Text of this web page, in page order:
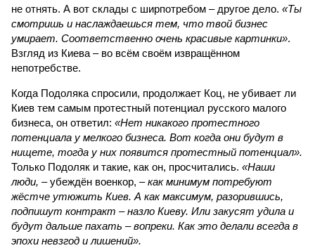
не отнять. А вот склады с ширпотребом – другое дело. «Ты
смотришь и наслаждаешься тем, что твой бизнес
умирает. Соответственно очень красивые картинки».
Взгляд из Киева – во всём своём извращённом
непотребстве.
Когда Подоляка спросили, продолжает Коц, не убивает ли
Киев тем самым протестный потенциал русского малого
бизнеса, он ответил: «Нет никакого протестного
потенциала у мелкого бизнеса. Вот когда они будут в
нищете, тогда у них появится протестный потенциал».
Только Подоляк и такие, как он, просчитались. «Наши
люди, – убеждён военкор, –как минимум потребуют
жёстче утюжить Киев. А как максимум, разорившись,
подпишут контракт – назло Киеву. Или закусят удила и
будут дальше пахать – вопреки. Как это делали всегда в
эпохи невзгод и лишений».